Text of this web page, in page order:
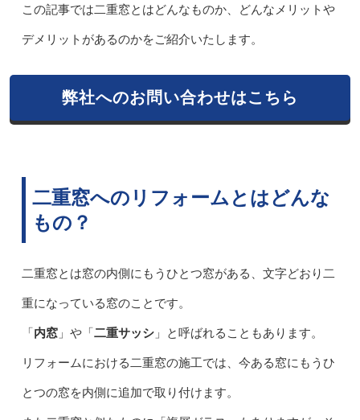
この記事では二重窓とはどんなものか、どんなメリットや
デメリットがあるのかをご紹介いたします。
弊社へのお問い合わせはこちら
二重窓へのリフォームとはどんな
もの？
二重窓とは窓の内側にもうひとつ窓がある、文字どおり二
重になっている窓のことです。
「 内窓」や「 二重サッシ」と呼ばれることもあります。
リフォームにおける二重窓の施工では、今ある窓にもうひ
とつの窓を内側に追加で取り付けます。